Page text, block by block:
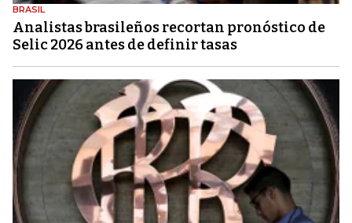
BRASIL
Analistas brasileños recortan pronóstico de
Selic 2026 antes de definir tasas